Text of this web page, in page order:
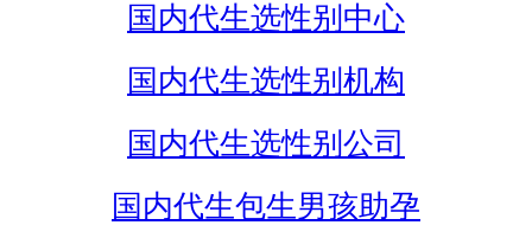
国内代生选性别中心
国内代生选性别机构
国内代生选性别公司
国内代生包生男孩助孕